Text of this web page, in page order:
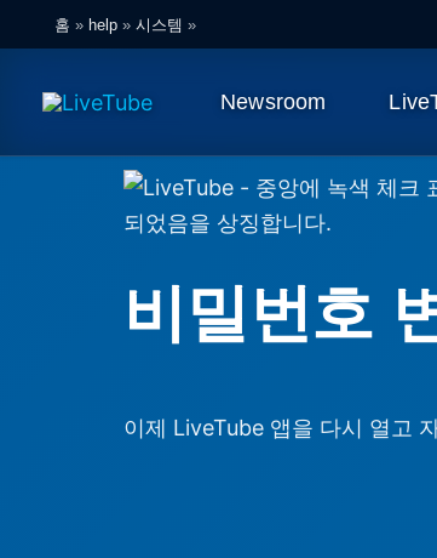
텐
건
홈 » help » 시스템 »
Newsroom
비밀번호
이제 LiveTube 앱을 다시 열고